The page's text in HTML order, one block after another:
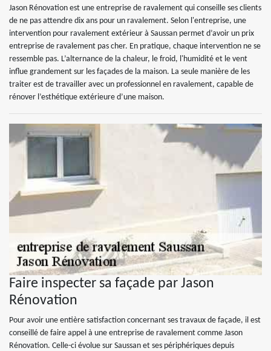
Jason Rénovation est une entreprise de ravalement qui conseille ses clients
de ne pas attendre dix ans pour un ravalement. Selon l'entreprise, une
intervention pour ravalement extérieur à Saussan permet d’avoir un prix
entreprise de ravalement pas cher. En pratique, chaque intervention ne se
ressemble pas. L’alternance de la chaleur, le froid, l'humidité et le vent
influe grandement sur les façades de la maison. La seule manière de les
traiter est de travailler avec un professionnel en ravalement, capable de
rénover l’esthétique extérieure d’une maison.
Faire inspecter sa façade par Jason
Rénovation
Pour avoir une entière satisfaction concernant ses travaux de façade, il est
conseillé de faire appel à une entreprise de ravalement comme Jason
Rénovation. Celle-ci évolue sur Saussan et ses périphériques depuis